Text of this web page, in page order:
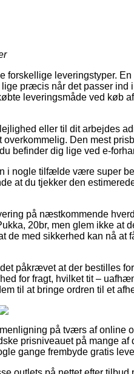
forskellige leveringstyper.
præcis når det passer ind
leveringsmåde ved køb
eller til dit arbejdes
Den mest
befinder dig lige ved e-
i nogle tilfælde være super
at du tjekker den
på næstkommende
20br, men glem ikke at
de med sikkerhed kan nå at
påkrævet at der bestilles
for fragt, hvilket tit –
til at bringe ordren til et
på tværs af online
prisniveauet på mange af
gange frembyde gratis